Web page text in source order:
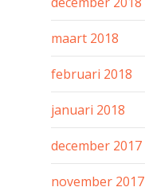
maart 2018
februari 2018
januari 2018
december 2017
november 2017